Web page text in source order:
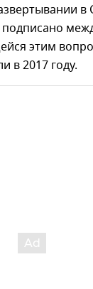
в
этим
в 2017 году.